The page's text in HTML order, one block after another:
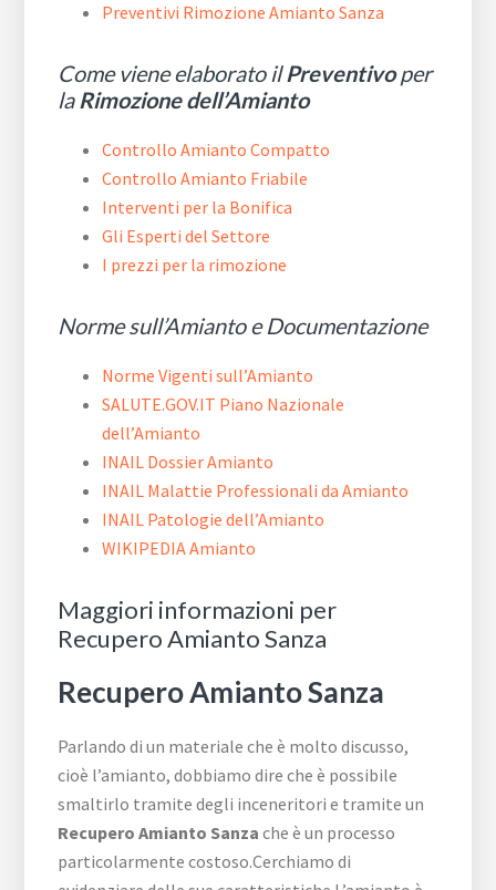
Preventivi Rimozione Amianto Sanza
Come viene elaborato ilPreventivoper
laRimozione dell’Amianto
Controllo Amianto Compatto
Controllo Amianto Friabile
Interventi per la Bonifica
Gli Esperti del Settore
I prezzi per la rimozione
Norme sull’Amianto e Documentazione
Norme Vigenti sull’Amianto
SALUTE.GOV.IT Piano Nazionale
dell’Amianto
INAIL Dossier Amianto
INAIL Malattie Professionali da Amianto
INAIL Patologie dell’Amianto
WIKIPEDIA Amianto
Maggiori informazioni per
Recupero Amianto Sanza
Recupero Amianto Sanza
Parlando di un materiale che è molto discusso,
cioè l’amianto, dobbiamo dire che è possibile
smaltirlo tramite degli inceneritori e tramite un
Recupero Amianto Sanza che è un processo
particolarmente costoso.Cerchiamo di